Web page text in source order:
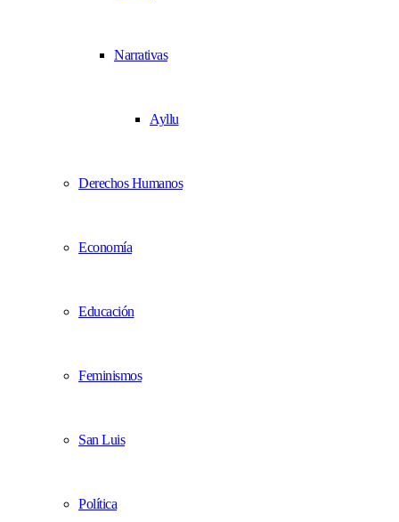
Narrativas
Ayllu
Derechos Humanos
Economía
Educación
Feminismos
San Luis
Política